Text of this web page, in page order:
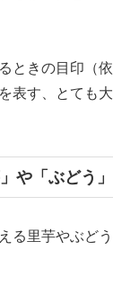
ときの目印（
表す、とても
や「ぶどう」
る里芋やぶど